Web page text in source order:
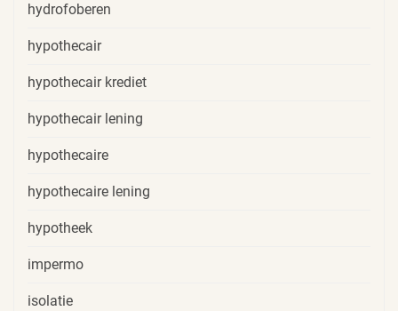
hydrofoberen
hypothecair
hypothecair krediet
hypothecair lening
hypothecaire
hypothecaire lening
hypotheek
impermo
isolatie